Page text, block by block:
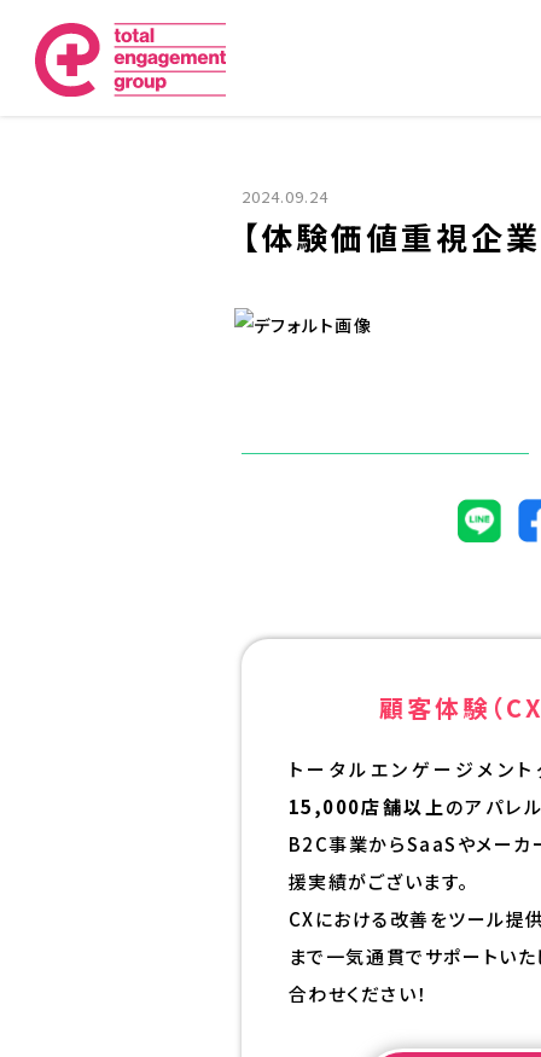
2024.09.24
【体験価値重視企
顧客体験（
トータルエンゲージメン
15,000店舗以上のアパレ
B2C事業からSaaSやメーカ
援実績がございます。
CXにおける改善をツール提
まで一気通貫でサポートい
合わせください！